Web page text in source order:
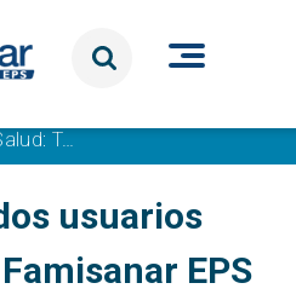
Famisanar
usuarios
EPS